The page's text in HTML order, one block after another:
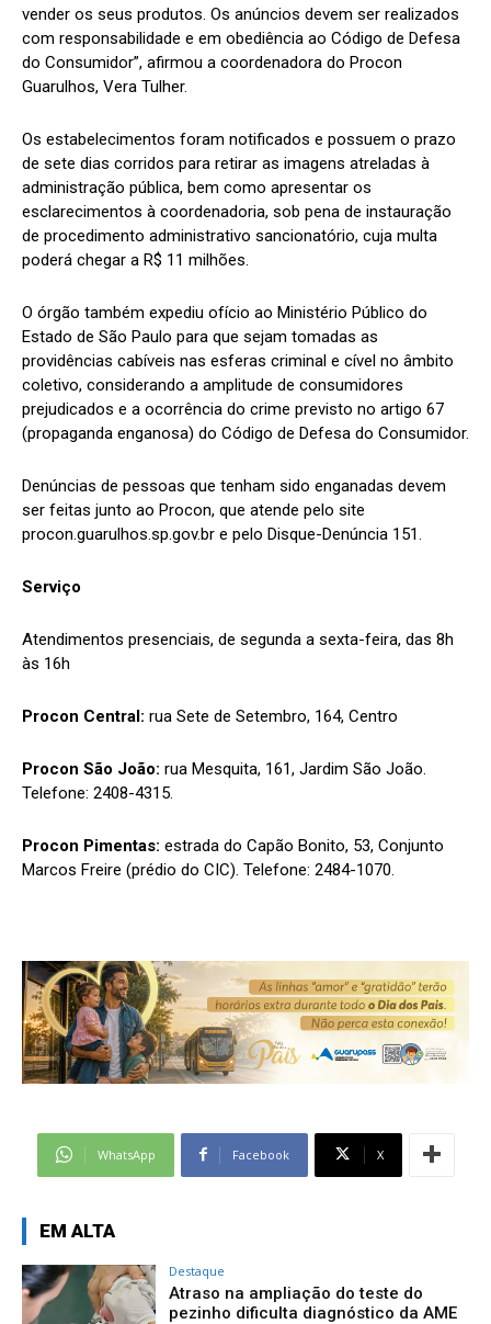
vender os seus produtos. Os anúncios devem ser realizados
com responsabilidade e em obediência ao Código de Defesa
do Consumidor”, afirmou a coordenadora do Procon
Guarulhos, Vera Tulher.
Os estabelecimentos foram notificados e possuem o prazo
de sete dias corridos para retirar as imagens atreladas à
administração pública, bem como apresentar os
esclarecimentos à coordenadoria, sob pena de instauração
de procedimento administrativo sancionatório, cuja multa
poderá chegar a R$ 11 milhões.
O órgão também expediu ofício ao Ministério Público do
Estado de São Paulo para que sejam tomadas as
providências cabíveis nas esferas criminal e cível no âmbito
coletivo, considerando a amplitude de consumidores
prejudicados e a ocorrência do crime previsto no artigo 67
(propaganda enganosa) do Código de Defesa do Consumidor.
Denúncias de pessoas que tenham sido enganadas devem
ser feitas junto ao Procon, que atende pelo site
procon.guarulhos.sp.gov.br e pelo Disque-Denúncia 151.
Serviço
Atendimentos presenciais, de segunda a sexta-feira, das 8h
às 16h
Procon Central: rua Sete de Setembro, 164, Centro
Procon São João: rua Mesquita, 161, Jardim São João.
Telefone: 2408-4315.
Procon Pimentas: estrada do Capão Bonito, 53, Conjunto
Marcos Freire (prédio do CIC). Telefone: 2484-1070.
WhatsApp Facebook X
EM ALTA
Destaque
Atraso na ampliação do teste do
pezinho dificulta diagnóstico da AME